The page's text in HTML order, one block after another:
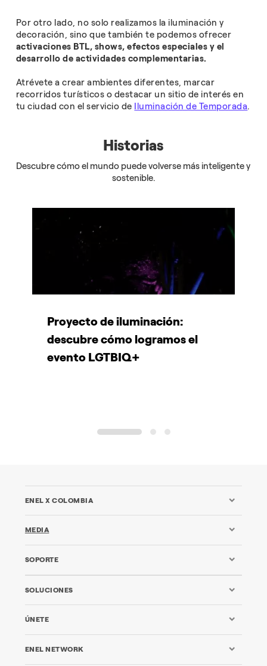
Por otro lado, no solo realizamos la iluminación y
decoración, sino que también te podemos ofrecer
activaciones BTL, shows, efectos especiales y el
desarrollo de actividades complementarias.
Atrévete a crear ambientes diferentes, marcar
recorridos turísticos o destacar un sitio de interés en
tu ciudad con el servicio de Iluminación de Temporada.
Historias
Descubre cómo el mundo puede volverse más inteligente y
sostenible.
Proyecto de iluminación:
descubre cómo logramos el
evento LGTBIQ+
1 2 3
ENEL X COLOMBIA
MEDIA
SOPORTE
SOLUCIONES
ÚNETE
ENEL NETWORK